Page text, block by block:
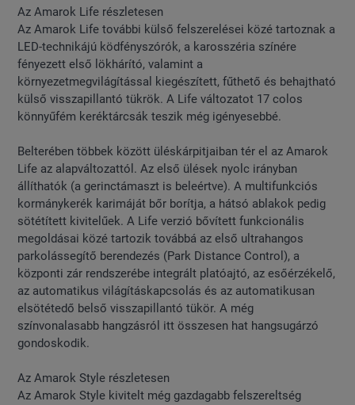
Az Amarok Life részletesen
Az Amarok Life további külső felszerelései közé tartoznak a
LED-technikájú ködfényszórók, a karosszéria színére
fényezett első lökhárító, valamint a
környezetmegvilágítással kiegészített, fűthető és behajtható
külső visszapillantó tükrök. A Life változatot 17 colos
könnyűfém keréktárcsák teszik még igényesebbé.
Belterében többek között üléskárpitjaiban tér el az Amarok
Life az alapváltozattól. Az első ülések nyolc irányban
állíthatók (a gerinctámaszt is beleértve). A multifunkciós
kormánykerék karimáját bőr borítja, a hátsó ablakok pedig
sötétített kivitelűek. A Life verzió bővített funkcionális
megoldásai közé tartozik továbbá az első ultrahangos
parkolássegítő berendezés (Park Distance Control), a
központi zár rendszerébe integrált platóajtó, az esőérzékelő,
az automatikus világításkapcsolás és az automatikusan
elsötétedő belső visszapillantó tükör. A még
színvonalasabb hangzásról itt összesen hat hangsugárzó
gondoskodik.
Az Amarok Style részletesen
Az Amarok Style kivitelt még gazdagabb felszereltség